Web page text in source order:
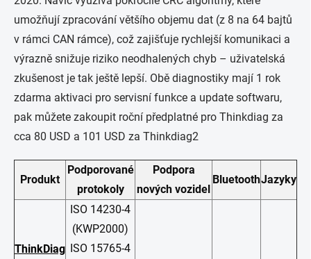
umožňují zpracování většího objemu dat (z 8 na 64 bajtů
v rámci CAN rámce), což zajišťuje rychlejší komunikaci a
výrazně snižuje riziko neodhalených chyb – uživatelská
zkušenost je tak ještě lepší. Obě diagnostiky mají 1 rok
zdarma aktivaci pro servisní funkce a update softwaru,
pak můžete zakoupit roční předplatné pro Thinkdiag za
cca 80 USD a 101 USD za Thinkdiag2
Produkt
Podporované
protokoly
Podpora
nových vozidel
BluetoothJazyky
ThinkDiag
ISO 14230-4
(KWP2000)
ISO 15765-4